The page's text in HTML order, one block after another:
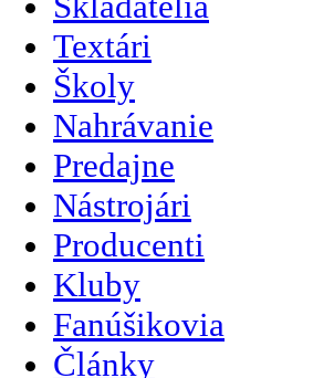
Textári
Školy
Nahrávanie
Predajne
Nástrojári
Producenti
Kluby
Fanúšikovia
Články